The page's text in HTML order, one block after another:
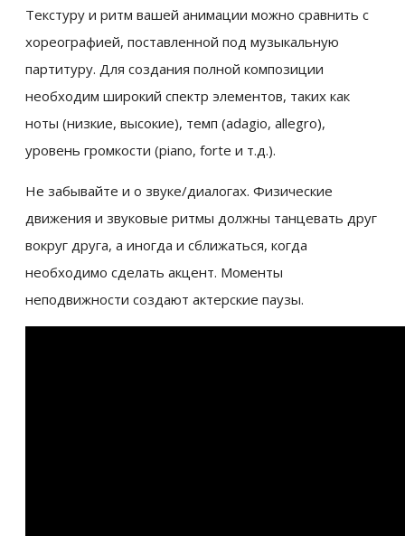
Текстуру и ритм вашей анимации можно сравнить с
хореографией, поставленной под музыкальную
партитуру. Для создания полной композиции
необходим широкий спектр элементов, таких как
ноты (низкие, высокие), темп (adagio, allegro),
уровень громкости (piano, forte и т.д.).
Не забывайте и о звуке/диалогах. Физические
движения и звуковые ритмы должны танцевать друг
вокруг друга, а иногда и сближаться, когда
необходимо сделать акцент. Моменты
неподвижности создают актерские паузы.